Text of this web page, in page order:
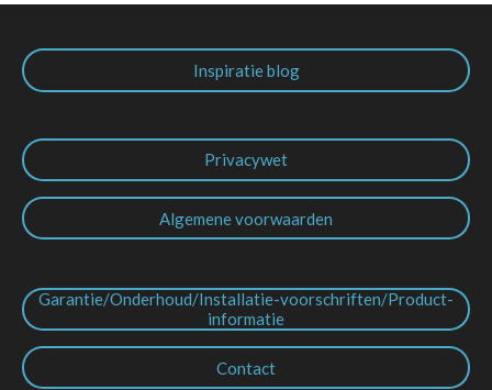
Inspiratie blog
Privacywet
Algemene voorwaarden
Garantie/Onderhoud/Installatie-voorschriften/Product-
informatie
Contact